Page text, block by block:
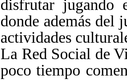
disfrutar jugando
donde además del
actividades
La Red Social de
poco tiempo